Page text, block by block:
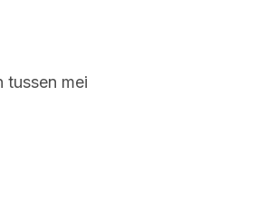
tussen mei